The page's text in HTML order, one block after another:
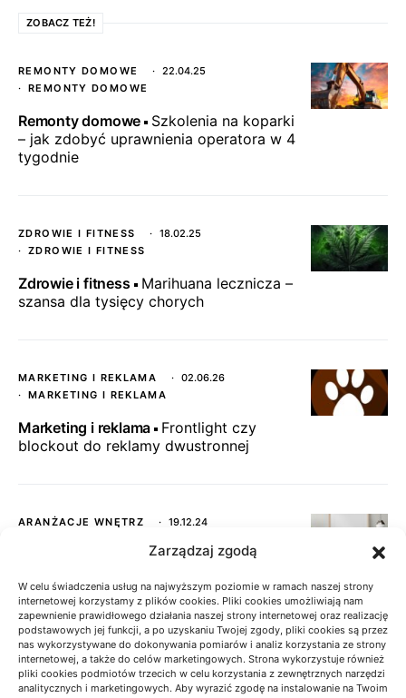
Zarządzaj zgodą
W celu świadczenia usług na najwyższym poziomie w ramach naszej strony
internetowej korzystamy z plików cookies. Pliki cookies umożliwiają nam
zapewnienie prawidłowego działania naszej strony internetowej oraz realizację
podstawowych jej funkcji, a po uzyskaniu Twojej zgody, pliki cookies są przez
nas wykorzystywane do dokonywania pomiarów i analiz korzystania ze strony
internetowej, a także do celów marketingowych. Strona wykorzystuje również
pliki cookies podmiotów trzecich w celu korzystania z zewnętrznych narzędzi
analitycznych i marketingowych. Aby wyrazić zgodę na instalowanie na Twoim
ZOBACZ TEŻ!
REMONTY DOMOWE
22.04.25
REMONTY DOMOWE
Remonty domowe
Szkolenia na koparki
– jak zdobyć uprawnienia operatora w 4
tygodnie
ZDROWIE I FITNESS
18.02.25
ZDROWIE I FITNESS
Zdrowie i fitness
Marihuana lecznicza –
szansa dla tysięcy chorych
MARKETING I REKLAMA
02.06.26
MARKETING I REKLAMA
Marketing i reklama
Frontlight czy
blockout do reklamy dwustronnej
ARANŻACJE WNĘTRZ
19.12.24
plakatami – sztuka na wyciągnięcie ręki
LIFESTYLE 13.01.25 LIFESTYLE